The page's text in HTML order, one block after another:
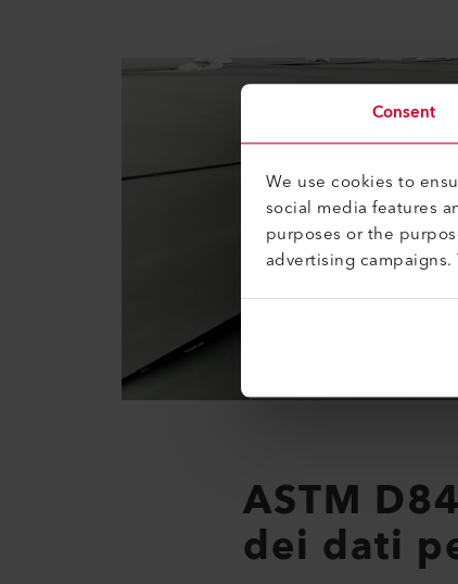
Consent
We use cookies to
social media features
purposes or the
advertising
ASTM
dei dati